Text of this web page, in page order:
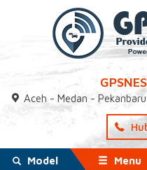
Aceh - Medan -
Model Menu